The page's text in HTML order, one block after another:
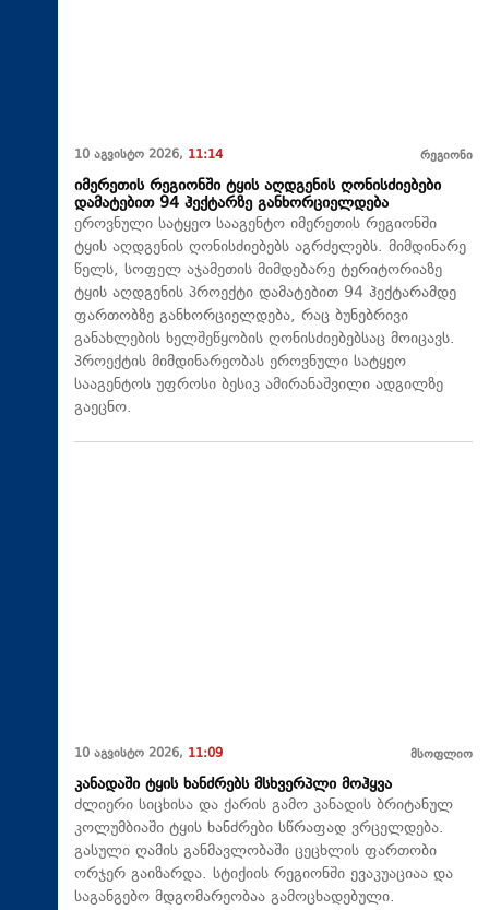
10 აგვისტო 2026, 11:14 რეგიონი
იმერეთის რეგიონში ტყის აღდგენის ღონისძიებები
დამატებით 94 ჰექტარზე განხორციელდება
ეროვნული სატყეო სააგენტო იმერეთის რეგიონში
ტყის აღდგენის ღონისძიებებს აგრძელებს. მიმდინარე
წელს, სოფელ აჯამეთის მიმდებარე ტერიტორიაზე
ტყის აღდგენის პროექტი დამატებით 94 ჰექტარამდე
ფართობზე განხორციელდება, რაც ბუნებრივი
განახლების ხელშეწყობის ღონისძიებებსაც მოიცავს.
პროექტის მიმდინარეობას ეროვნული სატყეო
სააგენტოს უფროსი ბესიკ ამირანაშვილი ადგილზე
გაეცნო.
10 აგვისტო 2026, 11:09 მსოფლიო
კანადაში ტყის ხანძრებს მსხვერპლი მოჰყვა
ძლიერი სიცხისა და ქარის გამო კანადის ბრიტანულ
კოლუმბიაში ტყის ხანძრები სწრაფად ვრცელდება.
გასული ღამის განმავლობაში ცეცხლის ფართობი
ორჯერ გაიზარდა. სტიქიის რეგიონში ევაკუაციაა და
საგანგებო მდგომარეობაა გამოცხადებული.